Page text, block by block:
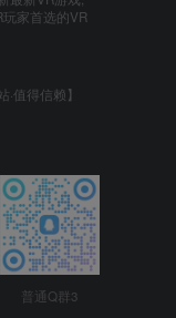
家首选的VR
值得信赖】
普通Q群3